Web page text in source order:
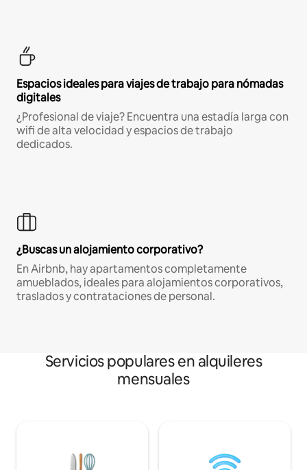
Espacios ideales para viajes de trabajo para nómadas
digitales
¿Profesional de viaje? Encuentra una estadía larga con
wifi de alta velocidad y espacios de trabajo
dedicados.
¿Buscas un alojamiento corporativo?
En Airbnb, hay apartamentos completamente
amueblados, ideales para alojamientos corporativos,
traslados y contrataciones de personal.
Servicios populares en alquileres
mensuales